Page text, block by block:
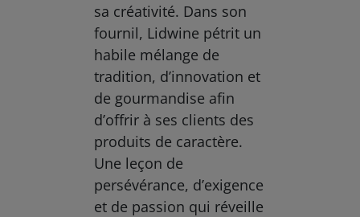
sa créativité. Dans son
fournil, Lidwine pétrit un
habile mélange de
tradition, d’innovation et
de gourmandise afin
d’offrir à ses clients des
produits de caractère.
Une leçon de
persévérance, d’exigence
et de passion qui réveille